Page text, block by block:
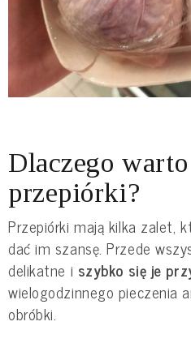
Dlaczego
przepiórki?
Przepiórki mają kilka zalet,
dać im szansę. Przede
delikatne i szybko się je
wielogodzinnego pieczenia
obróbki.